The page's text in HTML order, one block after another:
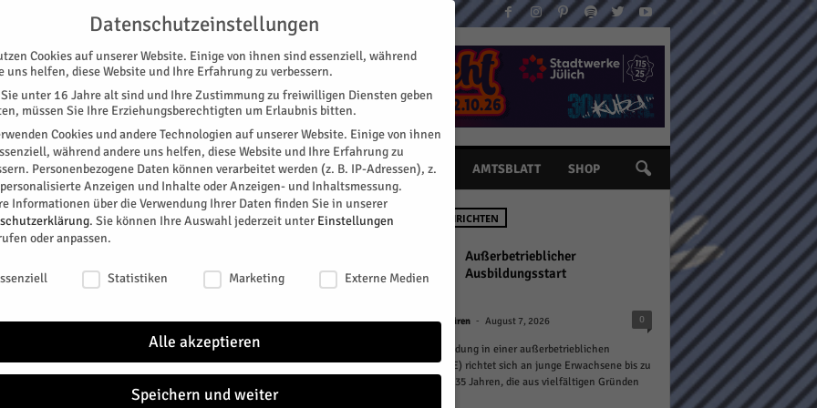
KONTAKT IMPRESSUM
SPEZIAL E-PAPER KINO GALERIE TERMINE AMTSBLATT SHOP
Der "Dohrer Weg" in Altenburg soll wieder
noch ein paar Monate dauern.
NEUSTE NACHRICHTEN
Außerbetrieblicher
Ausbildungsstart
Region Kreis Düren - August 7, 2026 0
Die Berufsausbildung in einer außerbetrieblichen
Einrichtung (BaE) richtet sich an junge Erwachsene bis zu
einem Alter von 35 Jahren, die aus vielfältigen Gründen
Datenschutzeinstellungen
Cookies auf unserer Website. Einige von ihnen sind essenziell, während
uns helfen, diese Website und Ihre Erfahrung zu verbessern.
unter 16 Jahre alt sind und Ihre Zustimmung zu freiwilligen Diensten geben
müssen Sie Ihre Erziehungsberechtigten um Erlaubnis bitten.
Cookies und andere Technologien auf unserer Website. Einige von ihnen
während andere uns helfen, diese Website und Ihre Erfahrung zu
Personenbezogene Daten können verarbeitet werden (z. B. IP-Adressen), z.
Anzeigen und Inhalte oder Anzeigen- und Inhaltsmessung.
Informationen über die Verwendung Ihrer Daten finden Sie in unserer
. Sie können Ihre Auswahl jederzeit unter Einstellungen
oder anpassen.
Statistiken Marketing Externe Medien
Alle akzeptieren
Speichern und weiter